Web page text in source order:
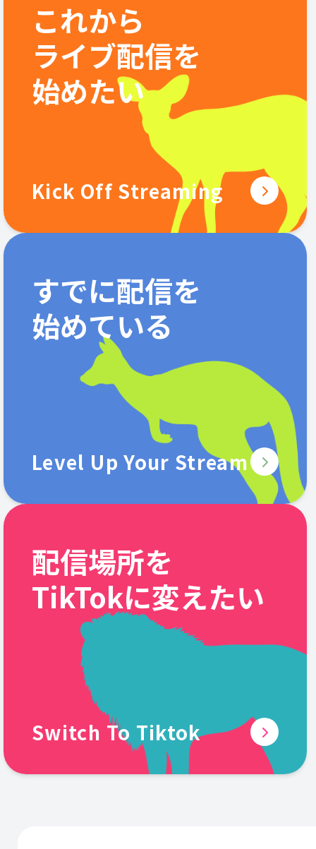
これから
ライブ配信を
始めたい
Kick Off Streaming
すでに配信を
始めている
Level Up Your Stream
配信場所を
TikTokに変えたい
Switch To Tiktok